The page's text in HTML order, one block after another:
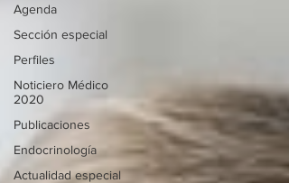
Agenda
Sección especial
Perfiles
Noticiero Médico
2020
Publicaciones
Endocrinología
Actualidad especial